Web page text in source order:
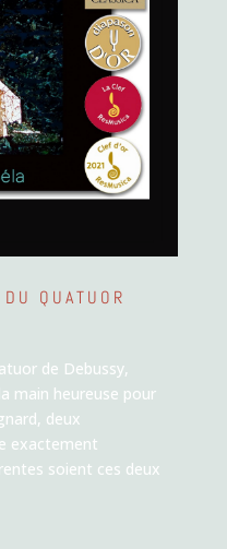
QUATUOR
de Debussy,
main heureuse pour
deux
exactement
soient ces deux